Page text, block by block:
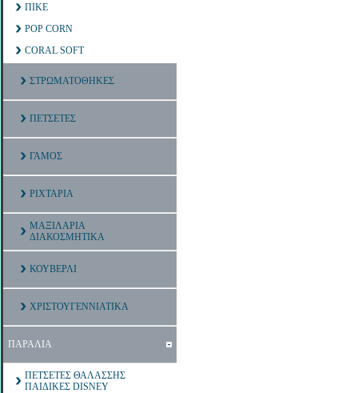
ΠΙΚΕ
POP CORN
CORAL SOFT
ΣΤΡΩΜΑΤΟΘΗΚΕΣ
ΠΕΤΣΕΤΕΣ
ΓΑΜΟΣ
ΡΙΧΤΑΡΙΑ
ΜΑΞΙΛΑΡΙΑ
ΔΙΑΚΟΣΜΗΤΙΚΑ
ΚΟΥΒΕΡΛΙ
ΧΡΙΣΤΟΥΓΕΝΝΙΑΤΙΚΑ
ΠΑΡΑΛΙΑ
ΠΕΤΣΕΤΕΣ ΘΑΛΑΣΣΗΣ
ΠΑΙΔΙΚΕΣ DISNEY